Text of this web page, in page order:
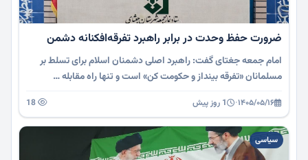
ضرورت حفظ وحدت در برابر راهبرد تفرقه‌افکنانه دشمن
امام جمعه جغتای گفت: راهبرد اصلی دشمنان اسلام برای تسلط بر
مسلمانان «تفرقه بینداز و حکومت کن» است و تنها راه مقابله …
۱۴۰۵/۰۵/۱۶· 1 روز پیش
سیاسی